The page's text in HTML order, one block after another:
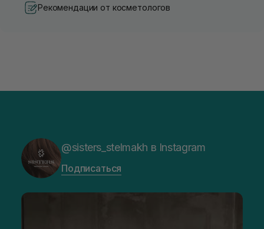
Рекомендации от косметологов
@sisters_stelmakh в Instagram
Подписаться